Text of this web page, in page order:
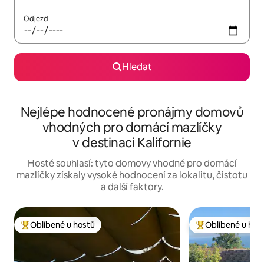
Odjezd
Hledat
Nejlépe hodnocené pronájmy domovů
vhodných pro domácí mazlíčky
v destinaci Kalifornie
Hosté souhlasí: tyto domovy vhodné pro domácí
mazlíčky získaly vysoké hodnocení za lokalitu, čistotu
a další faktory.
Nejlepší v kategorii Oblíbené u hostů
Oblíbené u hostů Nejlepší v
Oblíbené u